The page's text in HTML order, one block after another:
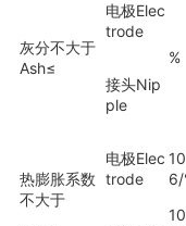
灰分不大于
Ash≤
电极Elec
trode
%
接头Nip
ple
热膨胀系数
不大于
电极Elec
trode
10
6